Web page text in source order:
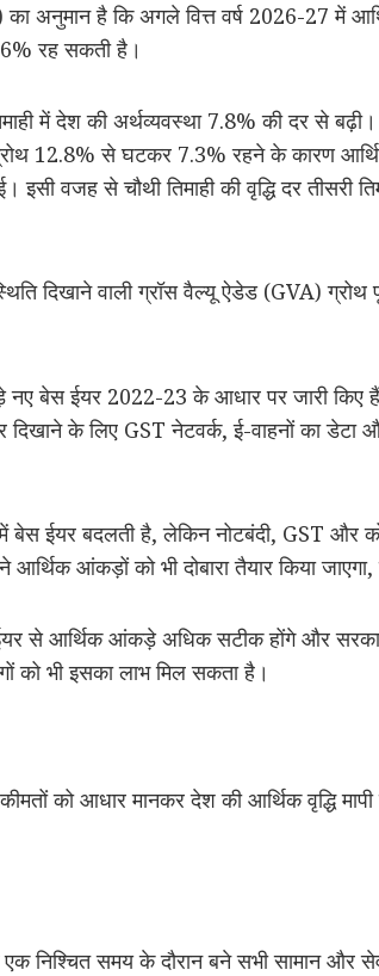
का अनुमान है कि अगले वित्त वर्ष 2026-27 में
रह सकती है।
में देश की अर्थव्यवस्था 7.8% की दर से बढ़ी।
12.8% से घटकर 7.3% रहने के कारण
इसी वजह से चौथी तिमाही की वृद्धि दर तीसरी
दिखाने वाली ग्रॉस वैल्यू ऐडेड (GVA) ग्रोथ
बेस ईयर 2022-23 के आधार पर जारी किए
दिखाने के लिए GST नेटवर्क, ई-वाहनों का
बेस ईयर बदलती है, लेकिन नोटबंदी, GST और
आंकड़ों को भी दोबारा तैयार किया
से आर्थिक आंकड़े अधिक सटीक होंगे और
भी इसका लाभ मिल सकता है।
को आधार मानकर देश की आर्थिक वृद्धि
निश्चित समय के दौरान बने सभी सामान और